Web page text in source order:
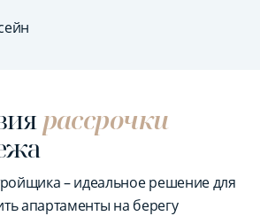
рассрочки
– идеальное решение для
апартаменты на берегу